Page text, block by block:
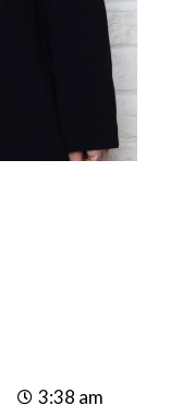
3:38 am